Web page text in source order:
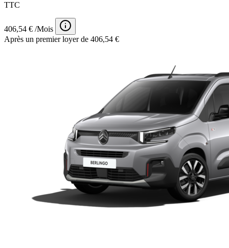
TTC
406,54 € /Mois
Après un premier loyer de 406,54 €